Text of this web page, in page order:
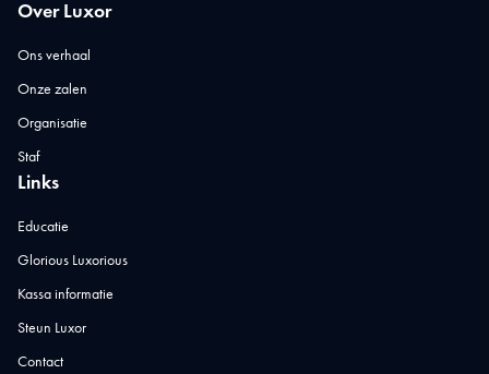
Over Luxor
Ons verhaal
Onze zalen
Organisatie
Staf
Links
Educatie
Glorious Luxorious
Kassa informatie
Steun Luxor
Contact